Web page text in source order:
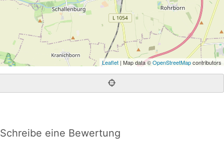
Leaflet | Map data ©OpenStreetMapcontributors
Schreibe eine Bewertung